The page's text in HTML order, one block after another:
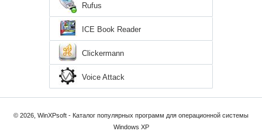
Rufus
ICE Book Reader
Clickermann
Voice Attack
© 2026, WinXPsoft - Каталог популярных программ для операционной системы
Windows XP